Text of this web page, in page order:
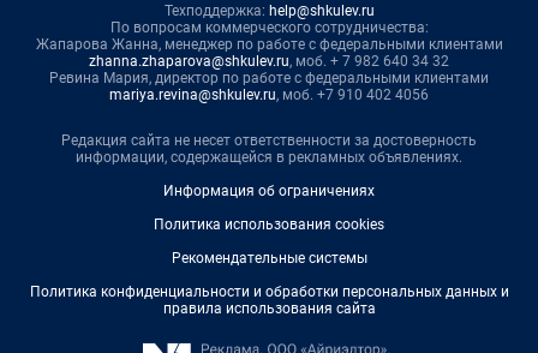
Техподдержка: help@shkulev.ru
По вопросам коммерческого сотрудничества:
Жапарова Жанна, менеджер по работе с федеральными клиентами
zhanna.zhaparova@shkulev.ru, моб. + 7 982 640 34 32
Ревина Мария, директор по работе с федеральными клиентами
mariya.revina@shkulev.ru, моб. +7 910 402 4056
Редакция сайта не несет ответственности за достоверность
информации, содержащейся в рекламных объявлениях.
Информация об ограничениях
Политика использования cookies
Рекомендательные системы
Политика конфиденциальности и обработки персональных данных и
правила использования сайта